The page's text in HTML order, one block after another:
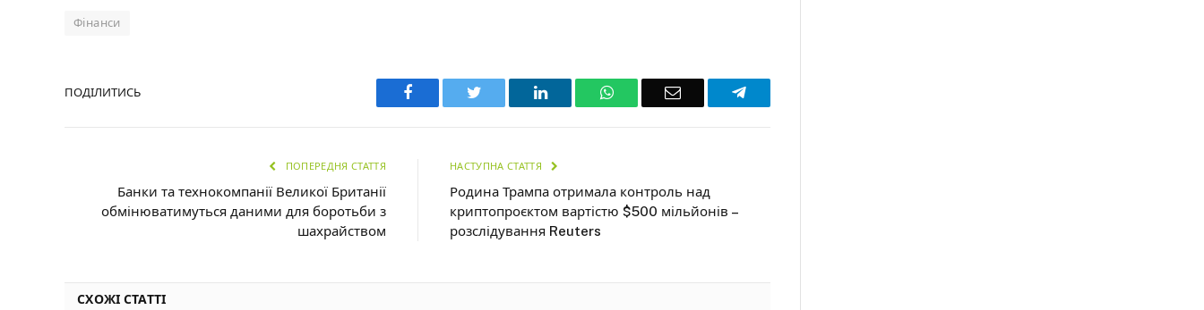
Фінанси
ПОДІЛИТИСЬ Facebook Twitter LinkedIn WhatsAppEmail Telegram
ПОПЕРЕДНЯ СТАТТЯ
Банки та технокомпанії Великої Британії
обмінюватимуться даними для боротьби з
шахрайством
НАСТУПНА СТАТТЯ
Родина Трампа отримала контроль над
криптопроєктом вартістю $500 мільйонів –
розслідування Reuters
СХОЖІ СТАТТІ